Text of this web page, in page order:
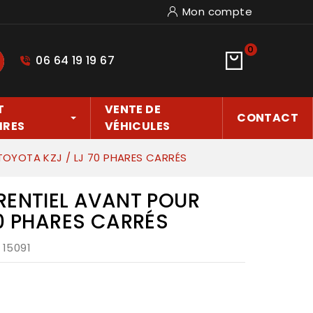
Mon compte
06 64 19 19 67
0
VENTE DE
VÉHICULES
CONTACT
KZJ / LJ 70 PHARES CARRÉS
AVANT POUR
CARRÉS
15091